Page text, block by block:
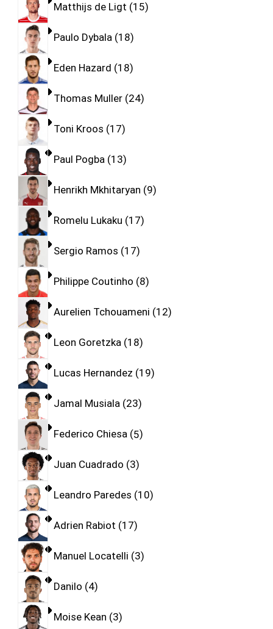
Matthijs de Ligt 15
Paulo Dybala 18
Eden Hazard 18
Thomas Muller 24
Toni Kroos 17
Paul Pogba 13
Henrikh Mkhitaryan 9
Romelu Lukaku 17
Sergio Ramos 17
Philippe Coutinho 8
Aurelien Tchouameni 12
Leon Goretzka 18
Lucas Hernandez 19
Jamal Musiala 23
Federico Chiesa 5
Juan Cuadrado 3
Leandro Paredes 10
Adrien Rabiot 17
Manuel Locatelli 3
Danilo 4
Moise Kean 3